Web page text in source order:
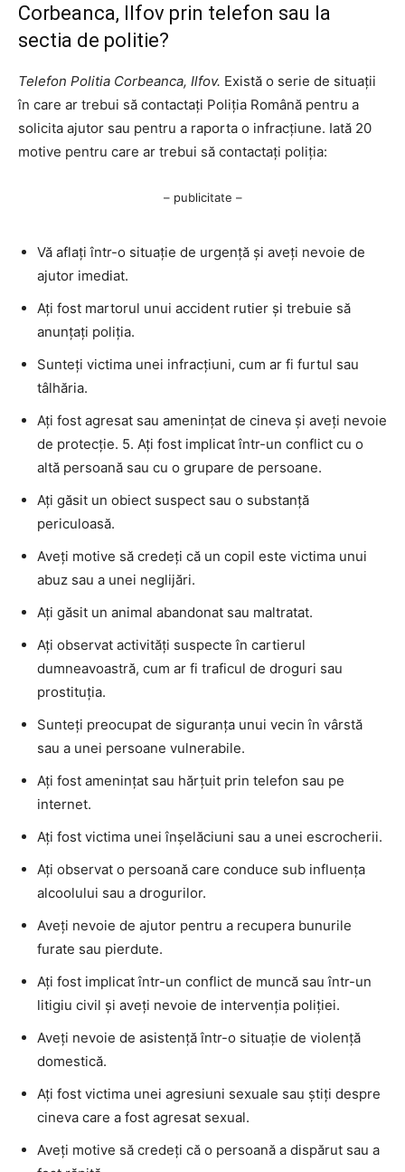
Corbeanca, Ilfov prin telefon sau la
sectia de politie?
Telefon Politia Corbeanca, Ilfov. Există o serie de situații
în care ar trebui să contactați Poliția Română pentru a
solicita ajutor sau pentru a raporta o infracțiune. Iată 20
motive pentru care ar trebui să contactați poliția:
– publicitate –
Vă aflați într-o situație de urgență și aveți nevoie de
ajutor imediat.
Ați fost martorul unui accident rutier și trebuie să
anunțați poliția.
Sunteți victima unei infracțiuni, cum ar fi furtul sau
tâlhăria.
Ați fost agresat sau amenințat de cineva și aveți nevoie
de protecție. 5. Ați fost implicat într-un conflict cu o
altă persoană sau cu o grupare de persoane.
Ați găsit un obiect suspect sau o substanță
periculoasă.
Aveți motive să credeți că un copil este victima unui
abuz sau a unei neglijări.
Ați găsit un animal abandonat sau maltratat.
Ați observat activități suspecte în cartierul
dumneavoastră, cum ar fi traficul de droguri sau
prostituția.
Sunteți preocupat de siguranța unui vecin în vârstă
sau a unei persoane vulnerabile.
Ați fost amenințat sau hărțuit prin telefon sau pe
internet.
Ați fost victima unei înșelăciuni sau a unei escrocherii.
Ați observat o persoană care conduce sub influența
alcoolului sau a drogurilor.
Aveți nevoie de ajutor pentru a recupera bunurile
furate sau pierdute.
Ați fost implicat într-un conflict de muncă sau într-un
litigiu civil și aveți nevoie de intervenția poliției.
Aveți nevoie de asistență într-o situație de violență
domestică.
Ați fost victima unei agresiuni sexuale sau știți despre
cineva care a fost agresat sexual.
Aveți motive să credeți că o persoană a dispărut sau a